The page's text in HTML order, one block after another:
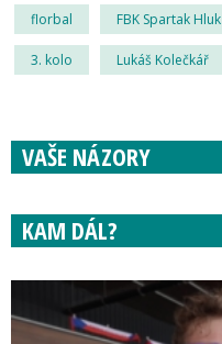
florbal FBK Spartak Hluk
3. kolo Lukáš Kolečkář
VAŠE NÁZORY
KAM DÁL?